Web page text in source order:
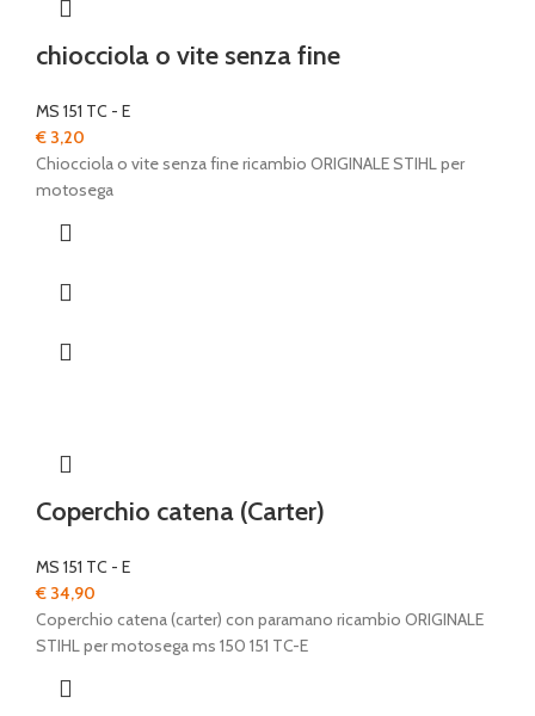
chiocciola o vite senza fine
MS 151 TC - E
€ 3,20
Chiocciola o vite senza fine ricambio ORIGINALE STIHL per
motosega
Coperchio catena (Carter)
MS 151 TC - E
€ 34,90
Coperchio catena (carter) con paramano ricambio ORIGINALE
STIHL per motosega ms 150 151 TC-E